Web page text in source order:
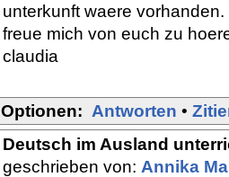
unterkunft waere
freue mich von euch zu
claudia
Optionen: Antworten •
Deutsch im Ausland
geschrieben von: Annika